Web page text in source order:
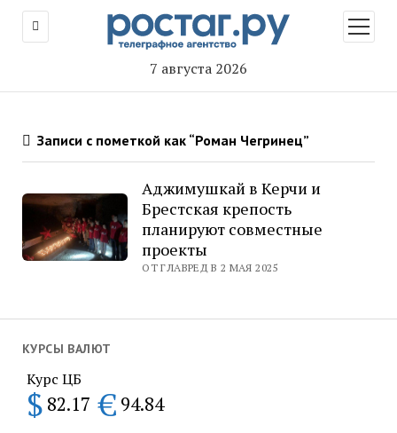
7 августа 2026
меню
КУРСЫ ВАЛЮТ
Курс ЦБ
$ 82.17 € 94.84
Записи с пометкой как “Роман Чегринец”
Аджимушкай в Керчи и
Брестская крепость
планируют совместные
проекты
ОТ ГЛАВРЕД В 2 МАЯ 2025